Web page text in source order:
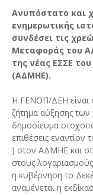
Ανυπόστατο και
ενημερωτικής
συνδέσει τις
Μεταφοράς του
της νέας ΕΣΣΕ
(ΑΔΜΗΕ).
Η ΓΕΝΟΠ/ΔΕΗ είναι
ζήτημα αύξησης
δημοσίευμα
επιθέσεις
) στον ΑΔΜΗΕ και
στους
η κυβέρνηση το
αναμένεται η